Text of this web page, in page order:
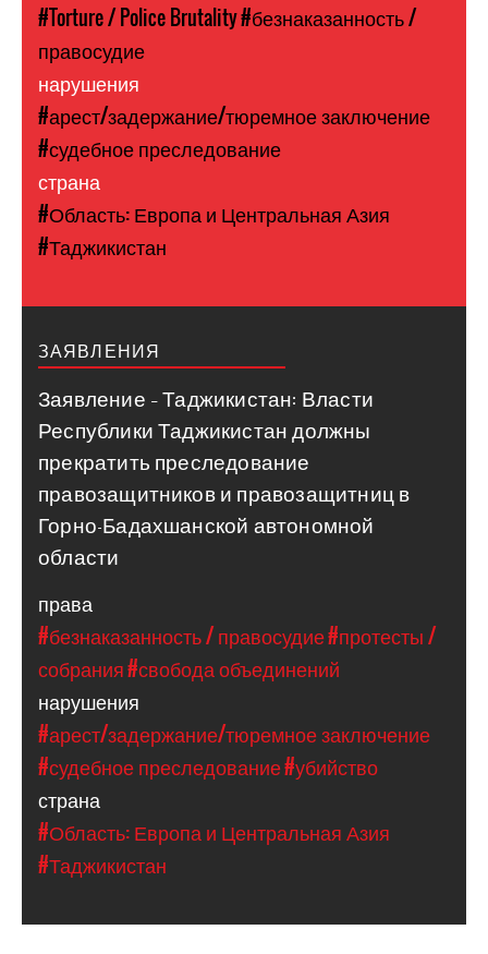
#Torture / Police Brutality#безнаказанность /
правосудие
нарушения
#арест/задержание/тюремное заключение
#судебное преследование
страна
#Область: Европа и Центральная Азия
#Таджикистан
ЗАЯВЛЕНИЯ
Заявление – Таджикистан: Власти
Республики Таджикистан должны
прекратить преследование
правозащитников и правозащитниц в
Горно-Бадахшанской автономной
области
права
#безнаказанность / правосудие#протесты /
собрания#свобода объединений
нарушения
#арест/задержание/тюремное заключение
#судебное преследование#убийство
страна
#Область: Европа и Центральная Азия
#Таджикистан